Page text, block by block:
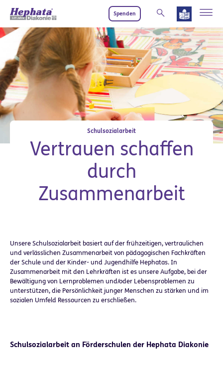
Spenden
Schulsozialarbeit
Vertrauen schaffen
durch
Zusammenarbeit
Unsere Schulsozialarbeit basiert auf der frühzeitigen, vertraulichen
und verlässlichen Zusammenarbeit von pädagogischen Fachkräften
der Schule und der Kinder- und Jugendhilfe Hephatas. In
Zusammenarbeit mit den Lehrkräften ist es unsere Aufgabe, bei der
Bewältigung von Lernproblemen und/oder Lebensproblemen zu
unterstützen, die Persönlichkeit junger Menschen zu stärken und im
sozialen Umfeld Ressourcen zu erschließen.
Schulsozialarbeit an Förderschulen der Hephata Diakonie